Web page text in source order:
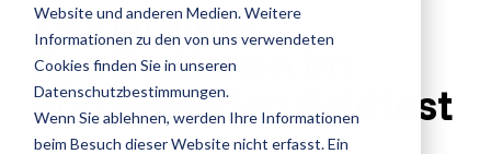
Website und anderen Medien. Weitere
Informationen zu den von uns verwendeten
Cookies finden Sie in unseren
Datenschutzbestimmungen.
Wenn Sie ablehnen, werden Ihre Informationen
beim Besuch dieser Website nicht erfasst. Ein
Agiles Testen
API Testing
Last- und Performance
Nutzerabnahmetest / UAT
Standardsoftware
Test Factory Services
Testautomatisierung
Testberatung
Erfahren
Foundation Level
AI Testing
Testing with GenAI
E-Charging-
Applikationen im
europaweiten Feldtest